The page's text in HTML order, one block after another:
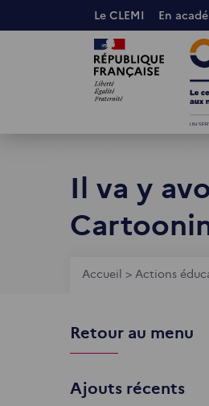
au
Le CLEMI En
Images
Il va y
Fil
Accueil > Actions
Retour au menu
Ajouts récents